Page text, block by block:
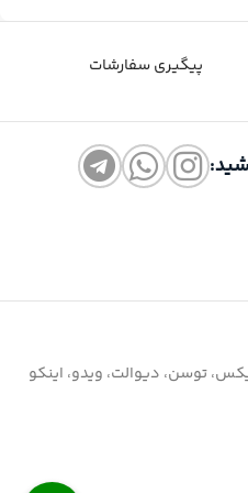
پیگیری سفارشات
توسن، دیوالت، ویدو، اینکو